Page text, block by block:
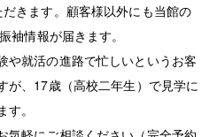
きます。顧客様以外にも当館の
袖情報が届きます。
や就活の進路で忙しいというお客
が、17歳（高校二年生）で見学に
。